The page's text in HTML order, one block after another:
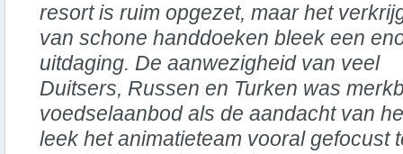
resort is ruim opgezet, maar het
van schone handdoeken bleek een
uitdaging. De aanwezigheid van veel
Duitsers, Russen en Turken was
voedselaanbod als de aandacht van
leek het animatieteam vooral gefocust